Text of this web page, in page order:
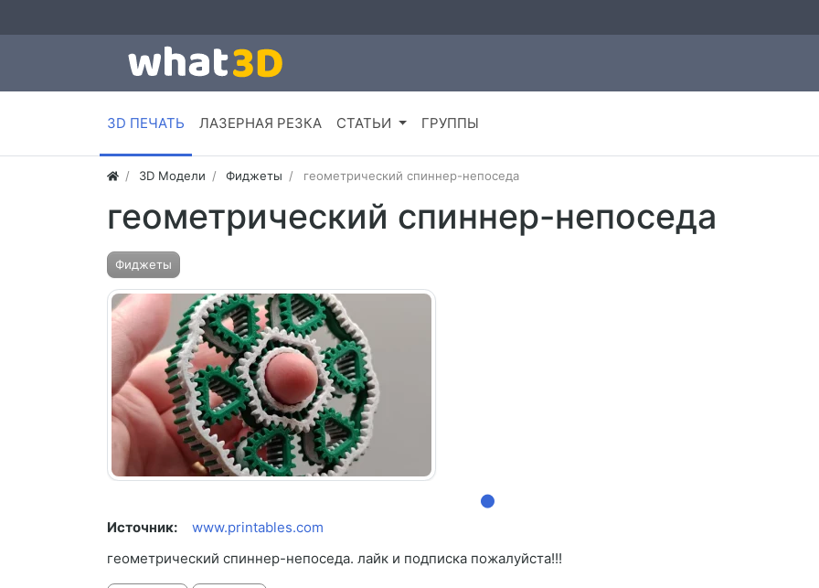
3D ПЕЧАТЬ ЛАЗЕРНАЯ РЕЗКА СТАТЬИ ГРУППЫ
3D Модели Фиджеты геометрический спиннер-непоседа
геометрический спиннер-непоседа
Фиджеты
Источник:
www.printables.com
геометрический спиннер-непоседа. лайк и подписка пожалуйста!!!